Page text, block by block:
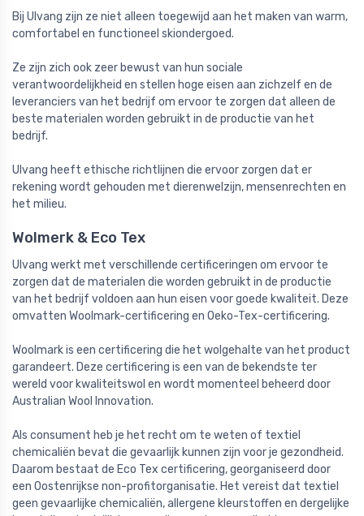
Bij Ulvang zijn ze niet alleen toegewijd aan het maken van warm,
comfortabel en functioneel skiondergoed.
Ze zijn zich ook zeer bewust van hun sociale
verantwoordelijkheid en stellen hoge eisen aan zichzelf en de
leveranciers van het bedrijf om ervoor te zorgen dat alleen de
beste materialen worden gebruikt in de productie van het
bedrijf.
Ulvang heeft ethische richtlijnen die ervoor zorgen dat er
rekening wordt gehouden met dierenwelzijn, mensenrechten en
het milieu.
Wolmerk & Eco Tex
Ulvang werkt met verschillende certificeringen om ervoor te
zorgen dat de materialen die worden gebruikt in de productie
van het bedrijf voldoen aan hun eisen voor goede kwaliteit. Deze
omvatten Woolmark-certificering en Oeko-Tex-certificering.
Woolmark is een certificering die het wolgehalte van het product
garandeert. Deze certificering is een van de bekendste ter
wereld voor kwaliteitswol en wordt momenteel beheerd door
Australian Wool Innovation.
Als consument heb je het recht om te weten of textiel
chemicaliën bevat die gevaarlijk kunnen zijn voor je gezondheid.
Daarom bestaat de Eco Tex certificering, georganiseerd door
een Oostenrijkse non-profitorganisatie. Het vereist dat textiel
geen gevaarlijke chemicaliën, allergene kleurstoffen en dergelijke